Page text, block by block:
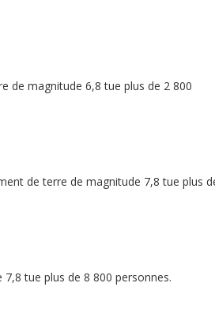
de magnitude 6,8 tue plus de 2 800
de terre de magnitude 7,8 tue plus
tue plus de 8 800 personnes.